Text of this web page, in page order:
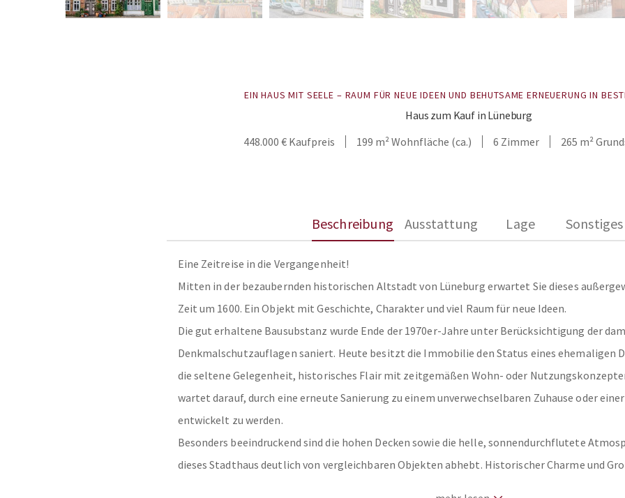
EIN HAUS MIT SEELE – RAUM FÜR NEUE IDEEN UND BEHUTSAME ERNEUERUNG IN
Haus zum Kauf in Lüneburg
448.000 € Kaufpreis
199 m² Wohnfläche (ca.) 6 Zimmer 265 m²
Beschreibung Ausstattung Lage Sonstiges
Eine Zeitreise in die Vergangenheit!
Mitten in der bezaubernden historischen Altstadt von Lüneburg erwartet Sie dieses
Zeit um 1600. Ein Objekt mit Geschichte, Charakter und viel Raum für neue Ideen.
Die gut erhaltene Bausubstanz wurde Ende der 1970er-Jahre unter Berücksichtigung der
Denkmalschutzauflagen saniert. Heute besitzt die Immobilie den Status eines ehemaligen
die seltene Gelegenheit, historisches Flair mit zeitgemäßen Wohn- oder
wartet darauf, durch eine erneute Sanierung zu einem unverwechselbaren Zuhause oder
entwickelt zu werden.
Besonders beeindruckend sind die hohen Decken sowie die helle, sonnendurchflutete
dieses Stadthaus deutlich von vergleichbaren Objekten abhebt. Historischer Charme und